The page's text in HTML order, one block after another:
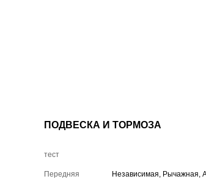
ПОДВЕСКА И ТОРМОЗА
тест
Передняя
Независимая, Рычажная,